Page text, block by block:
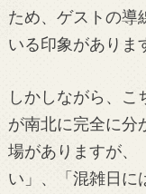
ため、ゲストの導
いる印象がありま
しかしながら、こ
が南北に完全に分
場がありますが、
い」、「混雑日に